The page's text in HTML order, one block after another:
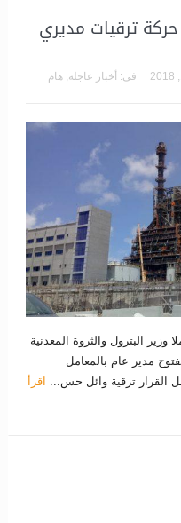
ترقيات مديري
فى: أخبار عاجلة, هام
البترول والثروة المعدنية
مدير عام بالمعامل
القرار ترقية وائل حس... اقرأ